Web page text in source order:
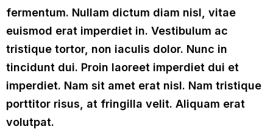
fermentum. Nullam dictum diam nisl, vitae
euismod erat imperdiet in. Vestibulum ac
tristique tortor, non iaculis dolor. Nunc in
tincidunt dui. Proin laoreet imperdiet dui et
imperdiet. Nam sit amet erat nisl. Nam tristique
porttitor risus, at fringilla velit. Aliquam erat
volutpat.